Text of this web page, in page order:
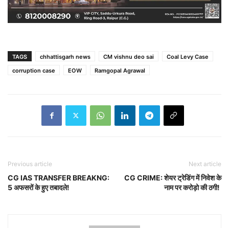
TAGS chhattisgarh news CM vishnu deo sai
Coal Levy Case
corruption case
EOW Ramgopal Agrawal
Previous article
CG IAS TRANSFER BREAKNG:
5 अफसरों के हुए तबादले!
Next article
CG CRIME: शेयर ट्रेडिंग में निवेश के
नाम पर करोड़ो की ठगी!